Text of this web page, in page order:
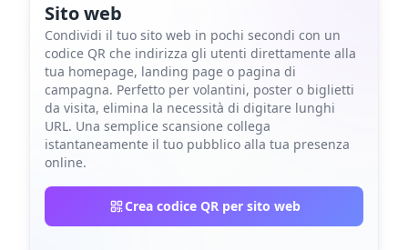
Sito web
Condividi il tuo sito web in pochi secondi con un
codice QR che indirizza gli utenti direttamente alla
tua homepage, landing page o pagina di
campagna. Perfetto per volantini, poster o biglietti
da visita, elimina la necessità di digitare lunghi
URL. Una semplice scansione collega
istantaneamente il tuo pubblico alla tua presenza
online.
Crea codice QR per sito web